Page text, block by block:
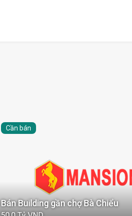
Cần bán
Bán Building gần chợ Bà Chiểu